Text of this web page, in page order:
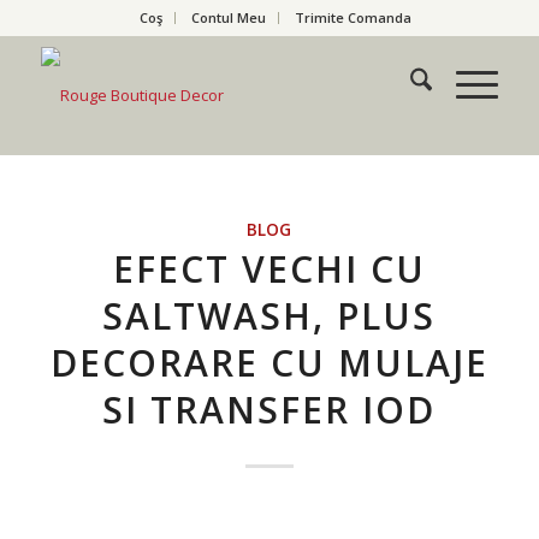
Coş Contul Meu Trimite Comanda
BLOG
EFECT VECHI CU
SALTWASH, PLUS
DECORARE CU MULAJE
SI TRANSFER IOD